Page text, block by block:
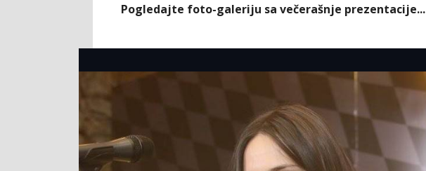
Pogledajte foto-galeriju sa večerašnje prezentacije...